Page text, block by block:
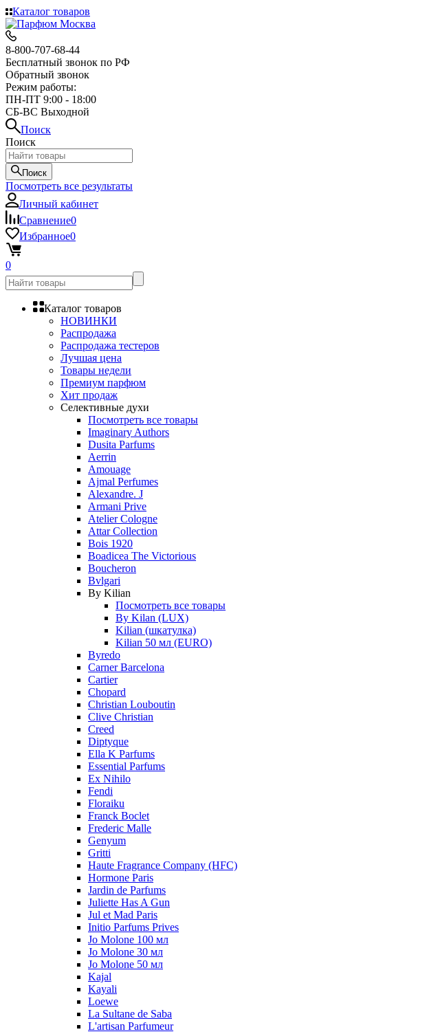
Каталог товаров
8-800-707-68-44
Бесплатный звонок по РФ
Обратный звонок
Режим работы:
ПН-ПТ 9:00 - 18:00
СБ-ВС Выходной
Поиск
Поиск
Поиск
Посмотреть все результаты
Личный кабинет
Сравнение0
Избранное0
0
Каталог товаров
НОВИНКИ
Распродажа
Распродажа тестеров
Лучшая цена
Товары недели
Премиум парфюм
Хит продаж
Селективные духи
Посмотреть все товары
Imaginary Authors
Dusita Parfums
Aerrin
Amouage
Ajmal Perfumes
Alexandre. J
Armani Prive
Atelier Cologne
Attar Collection
Bois 1920
Boadicea The Victorious
Boucheron
Bvlgari
By Kilian
Посмотреть все товары
By Kilan (LUX)
Kilian (шкатулка)
Kilian 50 мл (EURO)
Byredo
Carner Barcelona
Cartier
Chopard
Christian Louboutin
Clive Christian
Creed
Diptyque
Ella K Parfums
Essential Parfums
Ex Nihilo
Fendi
Floraiku
Franck Boclet
Frederic Malle
Genyum
Gritti
Haute Fragrance Company (HFC)
Hormone Paris
Jardin de Parfums
Juliette Has A Gun
Jul et Mad Paris
Initio Parfums Prives
Jo Molone 100 мл
Jo Molone 30 мл
Jo Molone 50 мл
Kajal
Kayali
Loewe
La Sultane de Saba
L'artisan Parfumeur